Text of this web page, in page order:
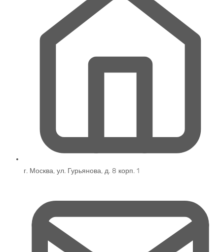
г. Москва, ул. Гурьянова, д. 8 корп. 1